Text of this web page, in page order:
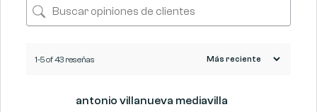
1-5 of 43 reseñas
antonio villanueva mediavilla